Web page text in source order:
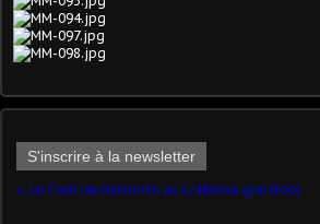
S'inscrire à la newsletter
Le Fuch de Harsmith au 1/48ème (par Bob)